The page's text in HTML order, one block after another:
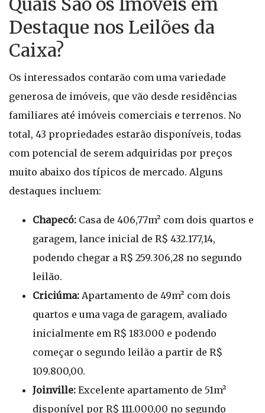
Destaque nos Leilões da
Caixa?
Os interessados contarão com uma variedade
generosa de imóveis, que vão desde residências
familiares até imóveis comerciais e terrenos. No
total, 43 propriedades estarão disponíveis, todas
com potencial de serem adquiridas por preços
muito abaixo dos típicos de mercado. Alguns
destaques incluem:
Chapecó: Casa de 406,77m² com dois quartos e
garagem, lance inicial de R$ 432.177,14,
podendo chegar a R$ 259.306,28 no segundo
leilão.
Criciúma: Apartamento de 49m² com dois
quartos e uma vaga de garagem, avaliado
inicialmente em R$ 183.000 e podendo
começar o segundo leilão a partir de R$
109.800,00.
Joinville: Excelente apartamento de 51m²
disponível por R$ 111.000,00 no segundo